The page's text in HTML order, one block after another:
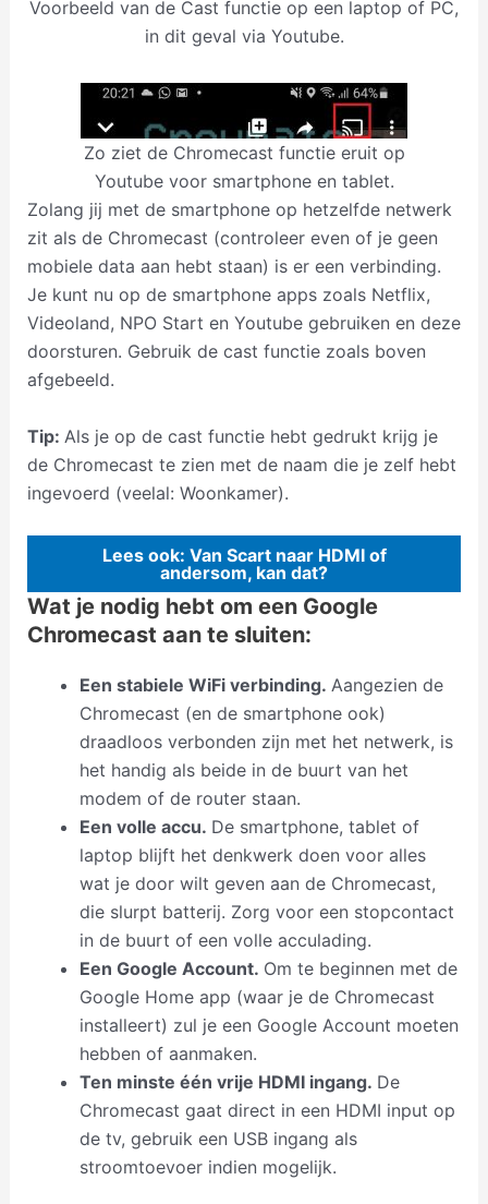
Voorbeeld van de Cast functie op een laptop of PC,
in dit geval via Youtube.
Zo ziet de Chromecast functie eruit op
Youtube voor smartphone en tablet.
Zolang jij met de smartphone op hetzelfde netwerk
zit als de Chromecast (controleer even of je geen
mobiele data aan hebt staan) is er een verbinding.
Je kunt nu op de smartphone apps zoals Netflix,
Videoland, NPO Start en Youtube gebruiken en deze
doorsturen. Gebruik de cast functie zoals boven
afgebeeld.
Tip: Als je op de cast functie hebt gedrukt krijg je
de Chromecast te zien met de naam die je zelf hebt
ingevoerd (veelal: Woonkamer).
Lees ook: Van Scart naar HDMI of
andersom, kan dat?
Wat je nodig hebt om een Google
Chromecast aan te sluiten:
Een stabiele WiFi verbinding. Aangezien de
Chromecast (en de smartphone ook)
draadloos verbonden zijn met het netwerk, is
het handig als beide in de buurt van het
modem of de router staan.
Een volle accu. De smartphone, tablet of
laptop blijft het denkwerk doen voor alles
wat je door wilt geven aan de Chromecast,
die slurpt batterij. Zorg voor een stopcontact
in de buurt of een volle acculading.
Een Google Account. Om te beginnen met de
Google Home app (waar je de Chromecast
installeert) zul je een Google Account moeten
hebben of aanmaken.
Ten minste één vrije HDMI ingang. De
Chromecast gaat direct in een HDMI input op
de tv, gebruik een USB ingang als
stroomtoevoer indien mogelijk.